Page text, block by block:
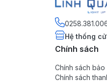
Hệ thống
Chính sách
Chính sách
Chính sách